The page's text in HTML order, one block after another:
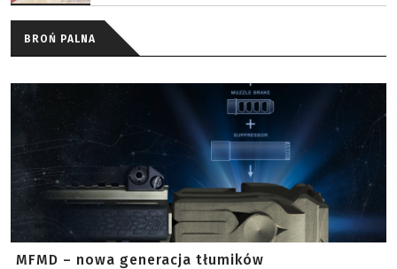
BROŃ PALNA
MFMD – nowa generacja tłumików